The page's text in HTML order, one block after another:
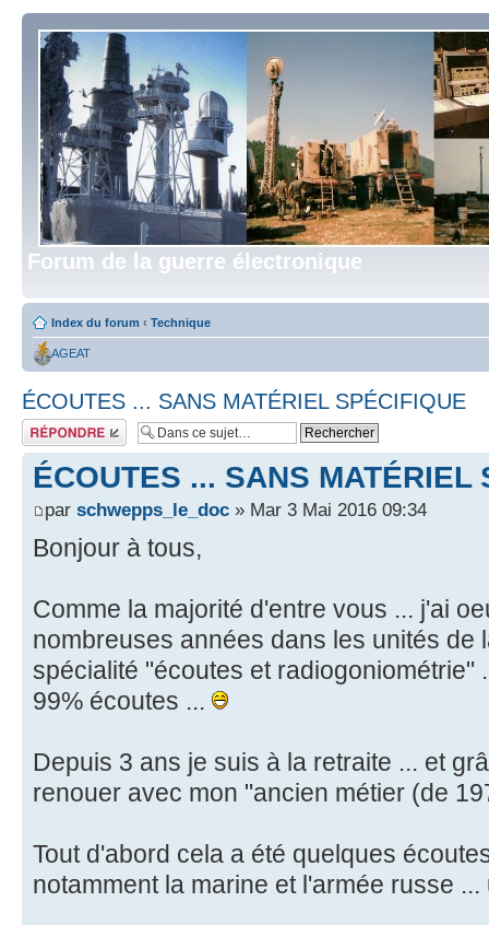
Forum de la guerre électronique
Index du forum ‹ Technique
AGEAT
ÉCOUTES ... SANS MATÉRIEL SPÉCIFIQUE
Répondre
ÉCOUTES ... SANS MATÉRIEL
par schwepps_le_doc » Mar 3 Mai 2016 09:34
Bonjour à tous,
Comme la majorité d'entre vous ... j'ai
nombreuses années dans les unités de
spécialité "écoutes et radiogoniométrie"
99% écoutes ...
Depuis 3 ans je suis à la retraite ... et
renouer avec mon "ancien métier (de
Tout d'abord cela a été quelques
notamment la marine et l'armée russe